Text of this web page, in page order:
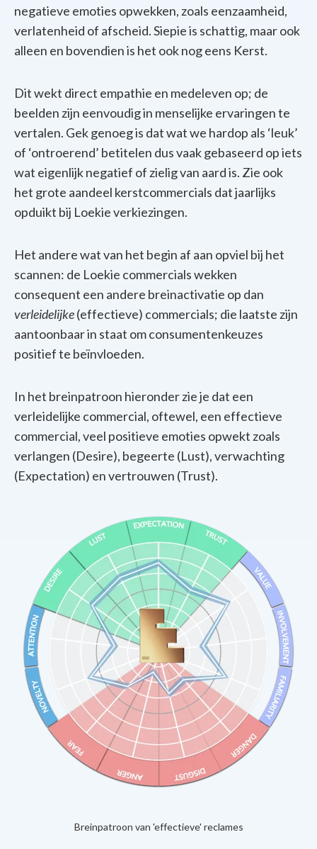
negatieve emoties opwekken, zoals eenzaamheid,
verlatenheid of afscheid. Siepie is schattig, maar ook
alleen en bovendien is het ook nog eens Kerst.
Dit wekt direct empathie en medeleven op; de
beelden zijn eenvoudig in menselijke ervaringen te
vertalen. Gek genoeg is dat wat we hardop als ‘leuk’
of ‘ontroerend’ betitelen dus vaak gebaseerd op iets
wat eigenlijk negatief of zielig van aard is. Zie ook
het grote aandeel kerstcommercials dat jaarlijks
opduikt bij Loekie verkiezingen.
Het andere wat van het begin af aan opviel bij het
scannen: de Loekie commercials wekken
consequent een andere breinactivatie op dan
verleidelijke(effectieve) commercials; die laatste zijn
aantoonbaar in staat om consumentenkeuzes
positief te beïnvloeden.
In het breinpatroon hieronder zie je dat een
verleidelijke commercial, oftewel, een effectieve
commercial, veel positieve emoties opwekt zoals
verlangen (Desire), begeerte (Lust), verwachting
(Expectation) en vertrouwen (Trust).
Breinpatroon van 'effectieve' reclames